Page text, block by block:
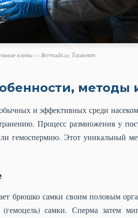
клопы — Bermuda.uz Ташкент
методы
и эффективных среди
Процесс размножения у
гемоспермию. Этот уникальный
брюшко самки своим половым
самки. Сперма затем